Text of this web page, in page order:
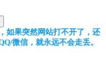
如果突然网站打不开了，还
微信，就永远不会走丢。